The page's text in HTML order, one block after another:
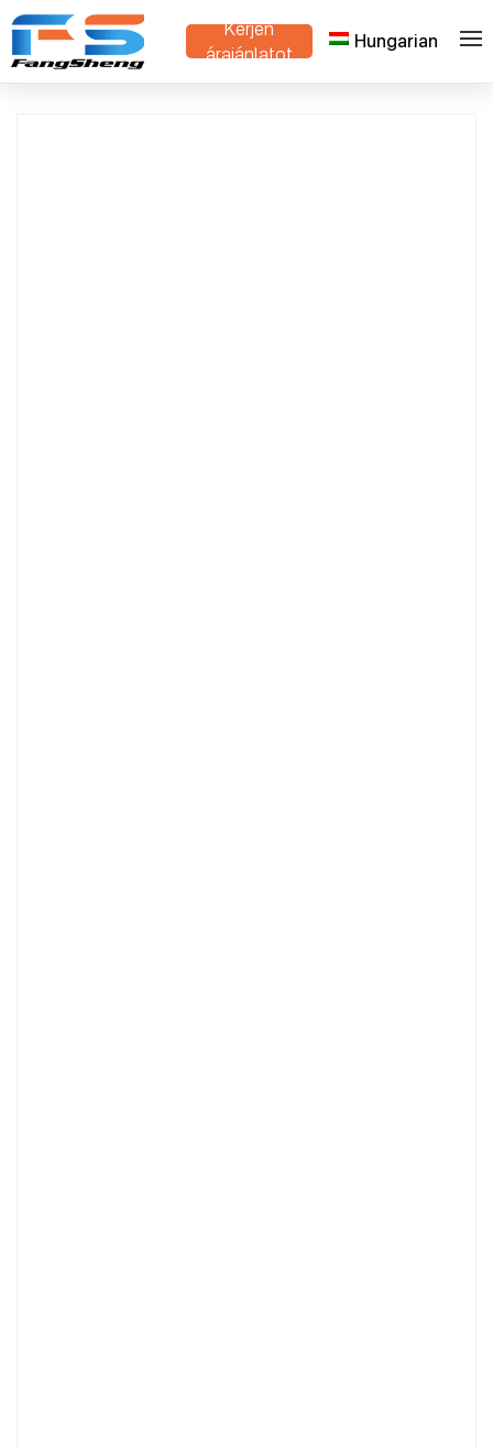
Kérjen
árajánlatot
Hungarian
Otthon > Termékek Dutch Trolley Supplier